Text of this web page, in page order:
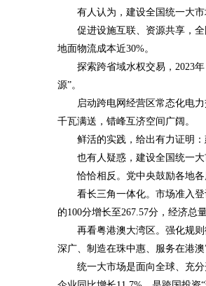
有人认为，建设全国统一大
促进设施互联、资源共享，
地面物流成本近30%。
探索跨省域水权交易，2023
源”。
启动跨电网经营区常态化电
千瓦满送，错峰互济空间广阔。
鲜活的实践，给出有力证明
也有人疑惑，建设全国统一
恰恰相反。党中央鼓励各地
看长三角一体化。市场准入
的100分增长至267.57分，经济总
再看粤港澳大湾区。强化规
深广、制造在珠中惠、服务在港
统一大市场是面向全球、充